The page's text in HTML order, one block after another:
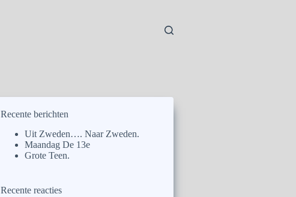
Recente berichten
Uit Zweden…. Naar Zweden.
Maandag De 13e
Grote Teen.
Recente reacties